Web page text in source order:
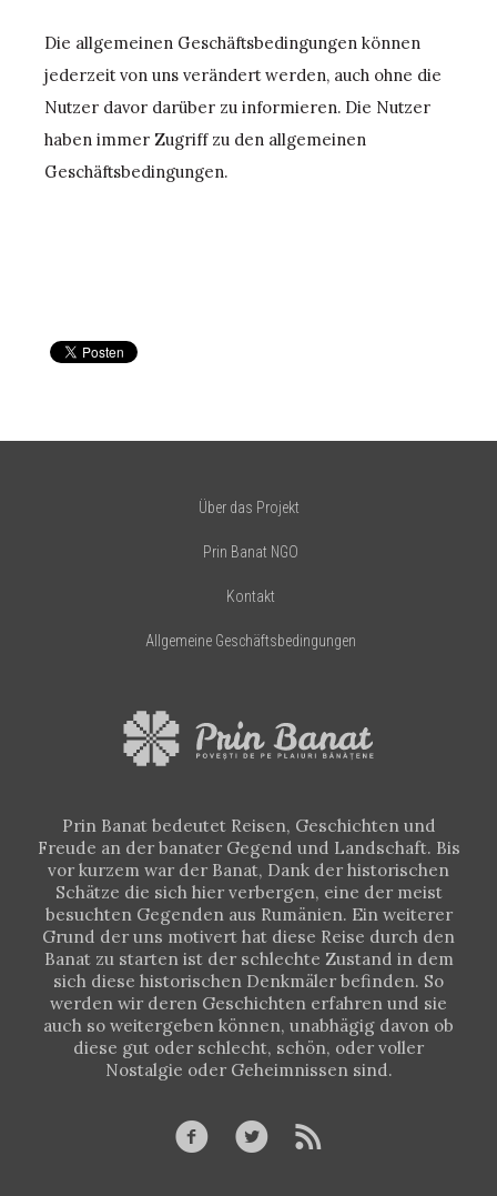
Die allgemeinen Geschäftsbedingungen können
jederzeit von uns verändert werden, auch ohne die
Nutzer davor darüber zu informieren. Die Nutzer
haben immer Zugriff zu den allgemeinen
Geschäftsbedingungen.
Über das Projekt
Prin Banat NGO
Kontakt
Allgemeine Geschäftsbedingungen
Prin Banat bedeutet Reisen, Geschichten und
Freude an der banater Gegend und Landschaft. Bis
vor kurzem war der Banat, Dank der historischen
Schätze die sich hier verbergen, eine der meist
besuchten Gegenden aus Rumänien. Ein weiterer
Grund der uns motivert hat diese Reise durch den
Banat zu starten ist der schlechte Zustand in dem
sich diese historischen Denkmäler befinden. So
werden wir deren Geschichten erfahren und sie
auch so weitergeben können, unabhägig davon ob
diese gut oder schlecht, schön, oder voller
Nostalgie oder Geheimnissen sind.
  